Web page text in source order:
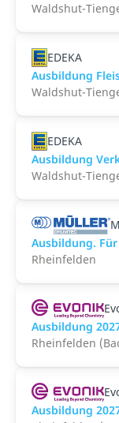
Waldshut-
EDEKA
Ausbildung
Waldshut-
EDEKA
Ausbildung
Waldshut-
Ausbildung.
Rheinfelden
Ausbildung
Rheinfelden
Ausbildung